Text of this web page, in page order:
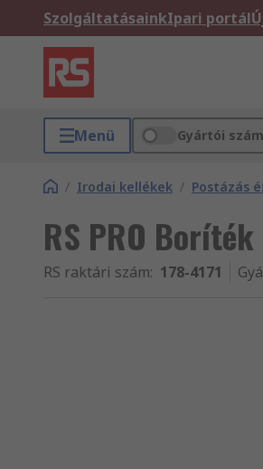
SzolgáltatásainkIpari portál
Menü Gyártói szám
/ Irodai kellékek / Postázás
RS PRO Boríték
RS raktári szám: 178-4171